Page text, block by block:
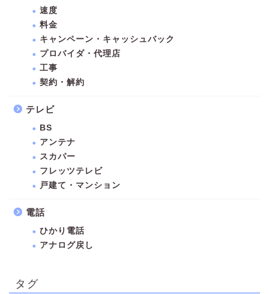
速度
料金
キャンペーン・キャッシュバック
プロバイダ・代理店
工事
契約・解約
テレビ
BS
アンテナ
スカパー
フレッツテレビ
戸建て・マンション
電話
ひかり電話
アナログ戻し
タグ